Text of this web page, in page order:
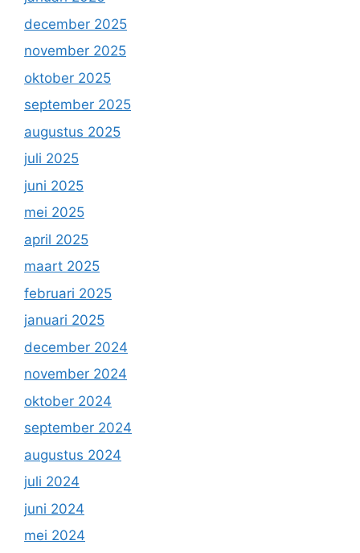
december 2025
november 2025
oktober 2025
september 2025
augustus 2025
juli 2025
juni 2025
mei 2025
april 2025
maart 2025
februari 2025
januari 2025
december 2024
november 2024
oktober 2024
september 2024
augustus 2024
juli 2024
juni 2024
mei 2024